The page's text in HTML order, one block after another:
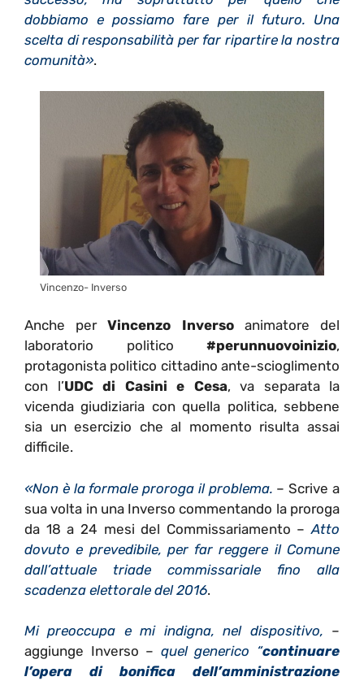
dobbiamo e possiamo fare per il futuro. Una
scelta di responsabilità per far ripartire la nostra
comunità».
Vincenzo- Inverso
Anche perVincenzo Inversoanimatore del
laboratorio politico #perunnuovoinizio,
protagonista politico cittadino ante-scioglimento
con l’UDC di Casini e Cesa, va separata la
vicenda giudiziaria con quella politica, sebbene
sia un esercizio che al momento risulta assai
difficile.
«Non è la formale proroga il problema. – Scrive a
sua volta in una Inverso commentando la proroga
da 18 a 24 mesi del Commissariamento –Atto
dovuto e prevedibile, per far reggere il Comune
dall’attuale triade commissariale fino alla
scadenza elettorale del 2016.
Mi preoccupa e mi indigna, nel dispositivo, –
aggiunge Inverso – quel generico “continuare
l’opera di bonifica dell’amministrazione